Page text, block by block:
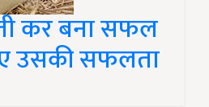
कर बना सफल
उसकी सफलता